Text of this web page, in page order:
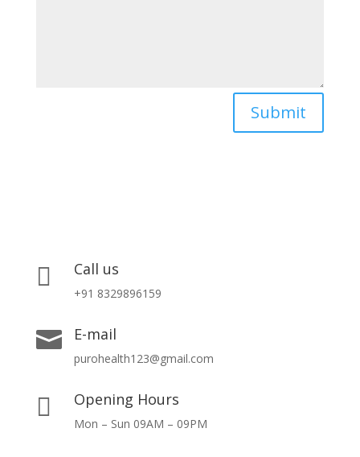
Submit
 Call us
+91 8329896159
 E-mail
purohealth123@gmail.com
 Opening Hours
Mon – Sun 09AM – 09PM